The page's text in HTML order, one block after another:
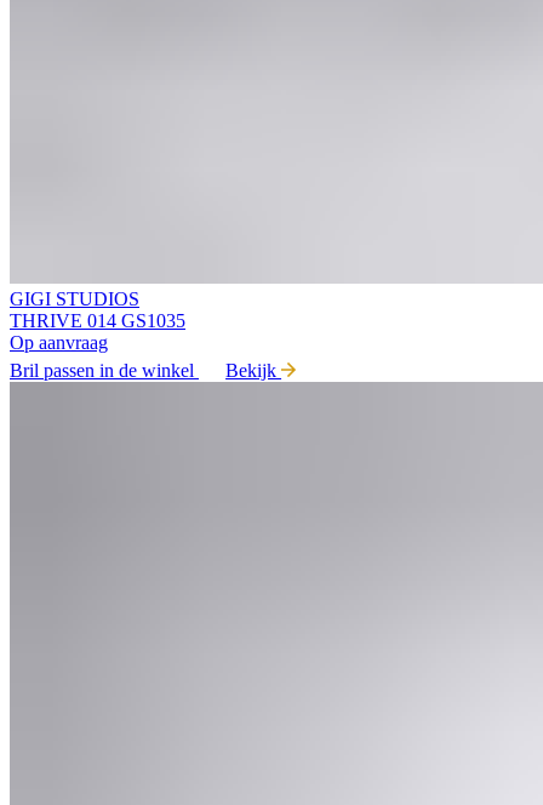
GIGI STUDIOS
THRIVE 014 GS1035
Op aanvraag
Bril passen in de winkel
Bekijk